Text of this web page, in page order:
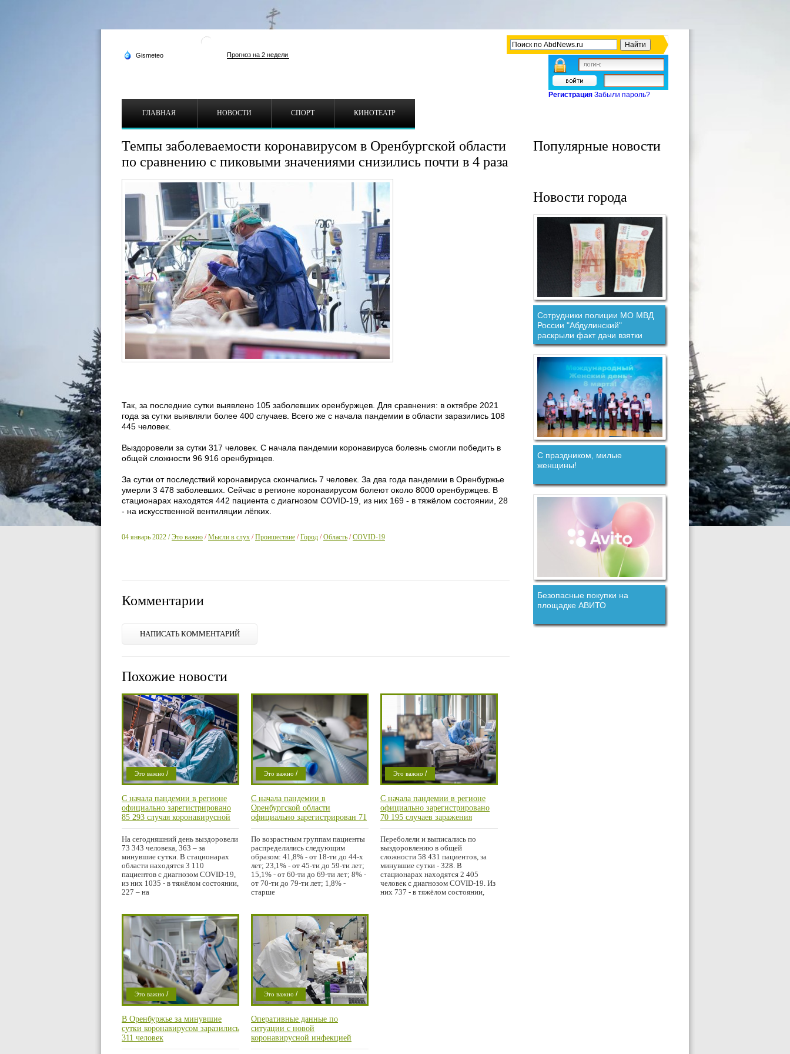
Регистрация Забыли пароль?
ГЛАВНАЯ НОВОСТИ СПОРТ КИНОТЕАТР
Темпы заболеваемости коронавирусом в Оренбургской области
по сравнению с пиковыми значениями снизились почти в 4 раза
Так, за последние сутки выявлено 105 заболевших оренбуржцев. Для сравнения: в октябре 2021
года за сутки выявляли более 400 случаев. Всего же с начала пандемии в области заразились 108
445 человек.
Выздоровели за сутки 317 человек. С начала пандемии коронавируса болезнь смогли победить в
общей сложности 96 916 оренбуржцев.
За сутки от последствий коронавируса скончались 7 человек. За два года пандемии в Оренбуржье
умерли 3 478 заболевших. Сейчас в регионе коронавирусом болеют около 8000 оренбуржцев. В
стационарах находятся 442 пациента с диагнозом COVID-19, из них 169 - в тяжёлом состоянии, 28
- на искусственной вентиляции лёгких.
04 январь 2022 / Это важно /Мысли в слух /Проишествие /Город /Область /COVID-19
Комментарии
НАПИСАТЬ КОММЕНТАРИЙ
Похожие новости
Это важно /
Проишествие/
Город
С начала пандемии в регионе
официально зарегистрировано
85 293 случая коронавирусной
инфекции, в том числе 403 – за
прошедшие сутки
На сегодняшний день выздоровели
73 343 человека, 363 – за
минувшие сутки. В стационарах
области находятся 3 110
пациентов с диагнозом COVID-19,
из них 1035 - в тяжёлом состоянии,
227 – на
Это важно /
Проишествие/
Город/Область
С начала пандемии в
Оренбургской области
официально зарегистрирован 71
881 случай COVID-19, в том
числе 337 – за прошедшие сутки
По возрастным группам пациенты
распределились следующим
образом: 41,8% - от 18-ти до 44-х
лет; 23,1% - от 45-ти до 59-ти лет;
15,1% - от 60-ти до 69-ти лет; 8% -
от 70-ти до 79-ти лет; 1,8% -
старше
Это важно /
Проишествие/
Город/Область
С начала пандемии в регионе
официально зарегистрировано
70 195 случаев заражения
коронавирусом, в том числе 337
– за прошедшие сутки
Переболели и выписались по
выздоровлению в общей
сложности 58 431 пациентов, за
минувшие сутки - 328. В
стационарах находятся 2 405
человек с диагнозом COVID-19. Из
них 737 - в тяжёлом состоянии,
Это важно /
Криминал/
Проишествие/
Область
В Оренбуржье за минувшие
сутки коронавирусом заразились
311 человек
Это важно /
Проишествие
Оперативные данные по
ситуации с новой
коронавирусной инфекцией
(COVID-19) в Оренбургской
Популярные новости
Новости города
Сотрудники полиции МО МВД
России "Абдулинский"
раскрыли факт дачи взятки
должностному лицу.
С праздником, милые
женщины!
Безопасные покупки на
площадке АВИТО